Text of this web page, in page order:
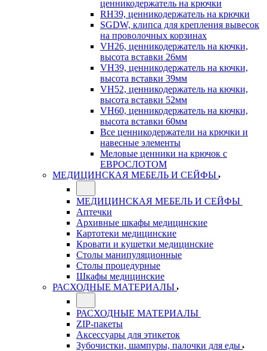
ценникодержатель на крючки
RH39, ценникодержатель на крючки
SGDW, клипса для крепления вывесок
на проволочных корзинах
VH26, ценникодержатель на кючки,
высота вставки 26мм
VH39, ценникодержатель на кючки,
высота вставки 39мм
VH52, ценникодержатель на кючки,
высота вставки 52мм
VH60, ценникодержатель на кючки,
высота вставки 60мм
Все ценникодержатели на крючки и
навесные элементы
Меловые ценники на крючок с
ЕВРОСЛОТОМ
МЕДИЦИНСКАЯ МЕБЕЛЬ И СЕЙФЫ
МЕДИЦИНСКАЯ МЕБЕЛЬ И СЕЙФЫ
Аптечки
Архивные шкафы медицинские
Картотеки медицинские
Кровати и кушетки медицинские
Столы манипуляционные
Столы процедурные
Шкафы медицинские
РАСХОДНЫЕ МАТЕРИАЛЫ
РАСХОДНЫЕ МАТЕРИАЛЫ
ZIP-пакеты
Аксессуары для этикеток
Зубочистки, шампуры, палочки для еды